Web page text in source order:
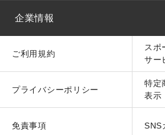
企業情報
ご利用規約
スポ
サー
プライバシーポリシー
特定
表示
免責事項 SNS